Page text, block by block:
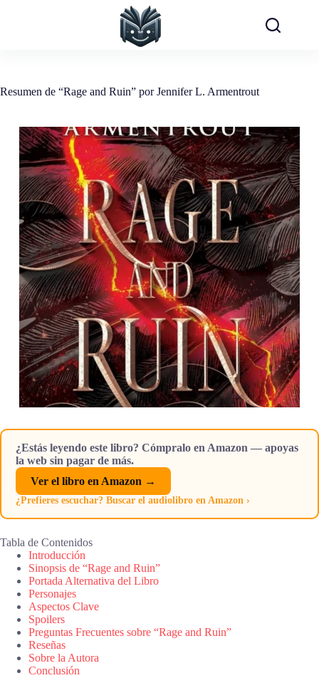
Resumen de “Rage and Ruin” por Jennifer L. Armentrout
¿Estás leyendo este libro? Cómpralo en Amazon — apoyas
la web sin pagar de más.
Ver el libro en Amazon →
¿Prefieres escuchar? Buscar el audiolibro en Amazon ›
Tabla de Contenidos
Introducción
Sinopsis de “Rage and Ruin”
Portada Alternativa del Libro
Personajes
Aspectos Clave
Spoilers
Preguntas Frecuentes sobre “Rage and Ruin”
Reseñas
Sobre la Autora
Conclusión